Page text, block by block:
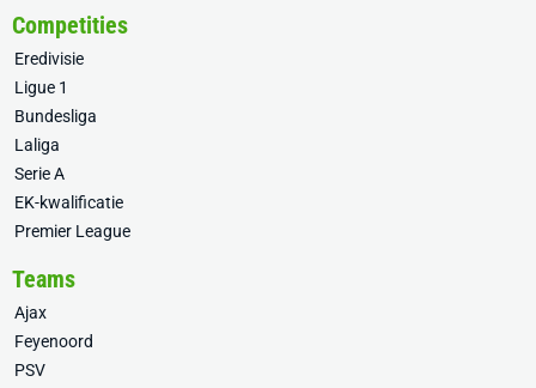
Competities
Eredivisie
Ligue 1
Bundesliga
Laliga
Serie A
EK-kwalificatie
Premier League
Teams
Ajax
Feyenoord
PSV